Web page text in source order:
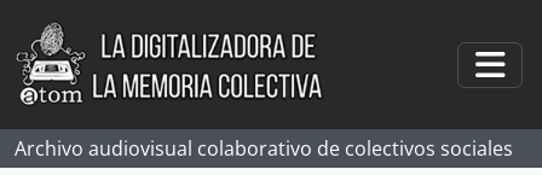
Skip to main content
Archivo audiovisual colaborativo de colectivos sociales